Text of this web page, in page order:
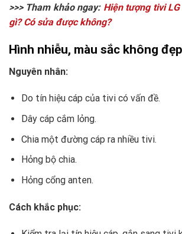
>>> Tham khảo ngay: Hiện tượng tivi
gì? Có sửa được không?
Hình nhiễu, màu sắc không đẹp
Nguyên nhân:
Do tín hiệu cáp của tivi có vấn đề.
Dây cáp cắm lỏng.
Chia một đường cáp ra nhiều tivi.
Hỏng bộ chia.
Hỏng cổng anten.
Cách khắc phục: